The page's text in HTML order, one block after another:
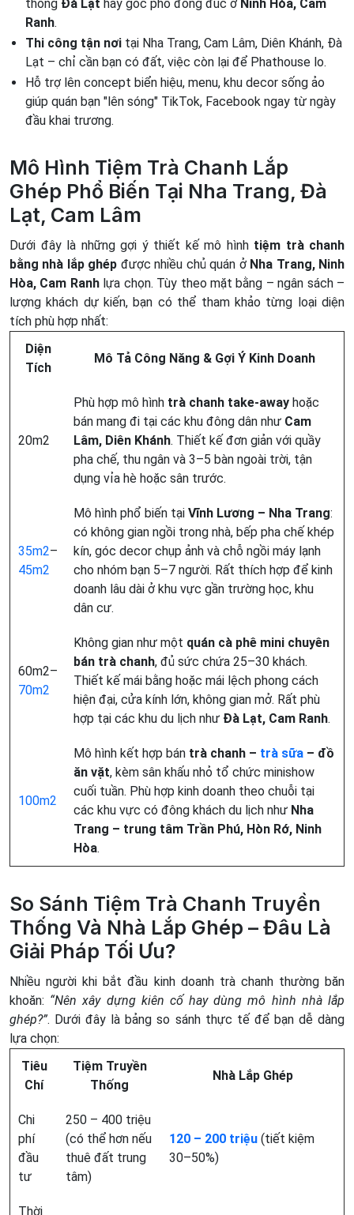
thông Đà Lạt hay góc phố đông đúc ở Ninh Hòa, Cam
Ranh.
Thi công tận nơi tại Nha Trang, Cam Lâm, Diên Khánh, Đà
Lạt – chỉ cần bạn có đất, việc còn lại để Phathouse lo.
Hỗ trợ lên concept biển hiệu, menu, khu decor sống ảo
giúp quán bạn "lên sóng" TikTok, Facebook ngay từ ngày
đầu khai trương.
Mô Hình Tiệm Trà Chanh Lắp
Ghép Phổ Biến Tại Nha Trang, Đà
Lạt, Cam Lâm
Dưới đây là những gợi ý thiết kế mô hình tiệm trà chanh
bằng nhà lắp ghép được nhiều chủ quán ở Nha Trang, Ninh
Hòa, Cam Ranhlựa chọn. Tùy theo mặt bằng – ngân sách –
lượng khách dự kiến, bạn có thể tham khảo từng loại diện
tích phù hợp nhất:
Diện
Tích
Mô Tả Công Năng & Gợi Ý Kinh Doanh
20m2
Phù hợp mô hình trà chanh take-away hoặc
bán mang đi tại các khu đông dân như Cam
Lâm, Diên Khánh. Thiết kế đơn giản với quầy
pha chế, thu ngân và 3–5 bàn ngoài trời, tận
dụng vỉa hè hoặc sân trước.
35m2–
45m2
Mô hình phổ biến tại Vĩnh Lương – Nha Trang:
có không gian ngồi trong nhà, bếp pha chế khép
kín, góc decor chụp ảnh và chỗ ngồi máy lạnh
cho nhóm bạn 5–7 người. Rất thích hợp để kinh
doanh lâu dài ở khu vực gần trường học, khu
dân cư.
60m2–
70m2
Không gian như một quán cà phê mini chuyên
bán trà chanh, đủ sức chứa 25–30 khách.
Thiết kế mái bằng hoặc mái lệch phong cách
hiện đại, cửa kính lớn, không gian mở. Rất phù
hợp tại các khu du lịch như Đà Lạt, Cam Ranh.
100m2
Mô hình kết hợp bán trà chanh – trà sữa – đồ
ăn vặt, kèm sân khấu nhỏ tổ chức minishow
cuối tuần. Phù hợp kinh doanh theo chuỗi tại
các khu vực có đông khách du lịch như Nha
Trang – trung tâm Trần Phú, Hòn Rớ, Ninh
Hòa.
So Sánh Tiệm Trà Chanh Truyền
Thống Và Nhà Lắp Ghép – Đâu Là
Giải Pháp Tối Ưu?
Nhiều người khi bắt đầu kinh doanh trà chanh thường băn
khoăn: “Nên xây dựng kiên cố hay dùng mô hình nhà lắp
ghép?”. Dưới đây là bảng so sánh thực tế để bạn dễ dàng
lựa chọn:
Tiêu
Chí
Tiệm Truyền
Thống
Nhà Lắp Ghép
Chi
phí
đầu
tư
250 – 400 triệu
(có thể hơn nếu
thuê đất trung
tâm)
120 – 200 triệu (tiết kiệm
30–50%)
Thời